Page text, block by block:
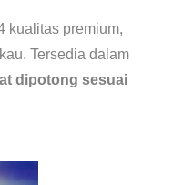
kualitas premium,
Tersedia dalam
dipotong sesuai